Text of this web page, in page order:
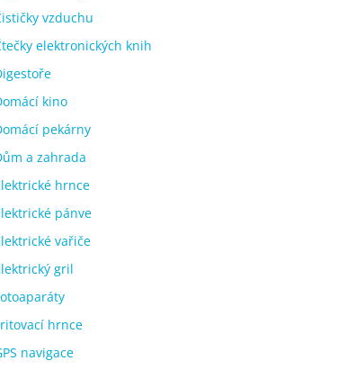
vzduchu
elektronických knih
kino
pekárny
a zahrada
hrnce
pánve
vařiče
gril
hrnce
navigace